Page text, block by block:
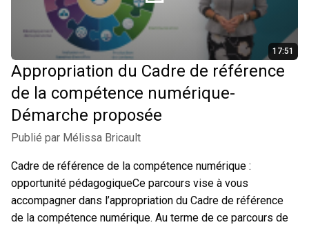
17:51
Appropriation du Cadre de référence
de la compétence numérique-
Démarche proposée
Publié par Mélissa Bricault
Cadre de référence de la compétence numérique :
opportunité pédagogiqueCe parcours vise à vous
accompagner dans l’appropriation du Cadre de référence
de la compétence numérique. Au terme de ce parcours de